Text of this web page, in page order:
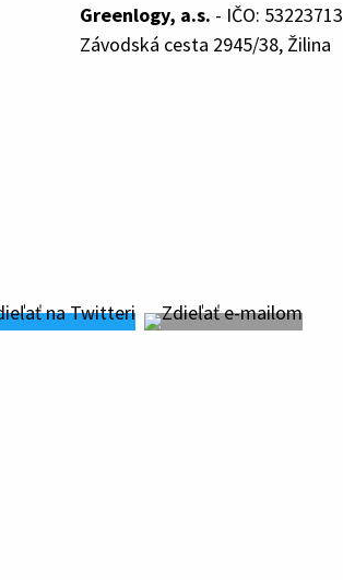
Greenlogy, a.s. - IČO: 53223713
Závodská cesta 2945/38, Žilina